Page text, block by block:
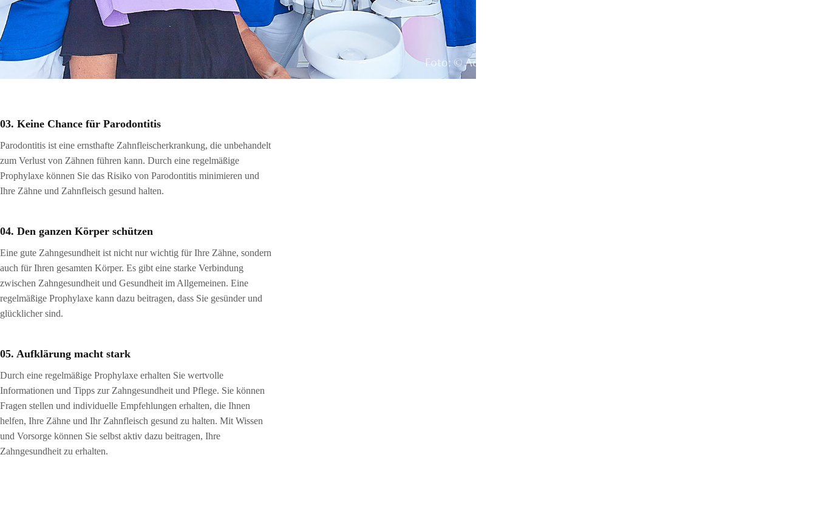
03. Keine Chance für Parodontitis
Parodontitis ist eine ernsthafte Zahnfleischerkrankung, die unbehandelt
zum Verlust von Zähnen führen kann. Durch eine regelmäßige
Prophylaxe können Sie das Risiko von Parodontitis minimieren und
Ihre Zähne und Zahnfleisch gesund halten.
04. Den ganzen Körper schützen
Eine gute Zahngesundheit ist nicht nur wichtig für Ihre Zähne, sondern
auch für Ihren gesamten Körper. Es gibt eine starke Verbindung
zwischen Zahngesundheit und Gesundheit im Allgemeinen. Eine
regelmäßige Prophylaxe kann dazu beitragen, dass Sie gesünder und
glücklicher sind.
05. Aufklärung macht stark
Durch eine regelmäßige Prophylaxe erhalten Sie wertvolle
Informationen und Tipps zur Zahngesundheit und Pflege. Sie können
Fragen stellen und individuelle Empfehlungen erhalten, die Ihnen
helfen, Ihre Zähne und Ihr Zahnfleisch gesund zu halten. Mit Wissen
und Vorsorge können Sie selbst aktiv dazu beitragen, Ihre
Zahngesundheit zu erhalten.